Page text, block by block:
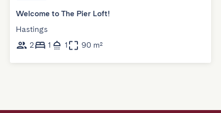
Welcome to The Pier Loft!
Hastings
2
1 1 90 m²